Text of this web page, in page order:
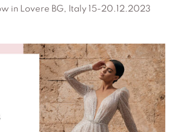
in Lovere BG, Italy 15-20.12.2023